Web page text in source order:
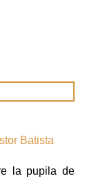
Batista
la pupila de